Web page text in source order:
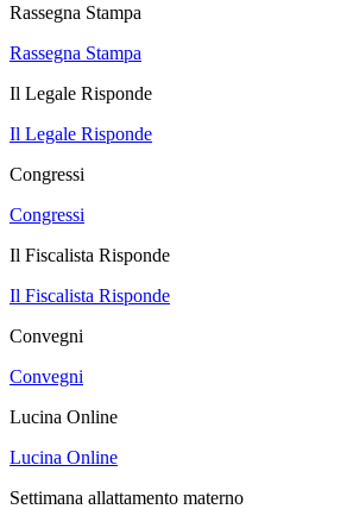
Rassegna Stampa
Rassegna Stampa
Il Legale Risponde
Il Legale Risponde
Congressi
Congressi
Il Fiscalista Risponde
Il Fiscalista Risponde
Convegni
Convegni
Lucina Online
Lucina Online
Settimana allattamento materno